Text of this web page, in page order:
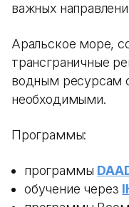
важных
Аральское море,
трансграничные
водным ресурсам
необходимыми.
Программы:
программы
обучение через